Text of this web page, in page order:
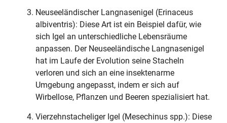
Neuseeländischer Langnasenigel (Erinaceus
albiventris): Diese Art ist ein Beispiel dafür, wie
sich Igel an unterschiedliche Lebensräume
anpassen. Der Neuseeländische Langnasenigel
hat im Laufe der Evolution seine Stacheln
verloren und sich an eine insektenarme
Umgebung angepasst, indem er sich auf
Wirbellose, Pflanzen und Beeren spezialisiert hat.
Vierzehnstacheliger Igel (Mesechinus spp.): Diese